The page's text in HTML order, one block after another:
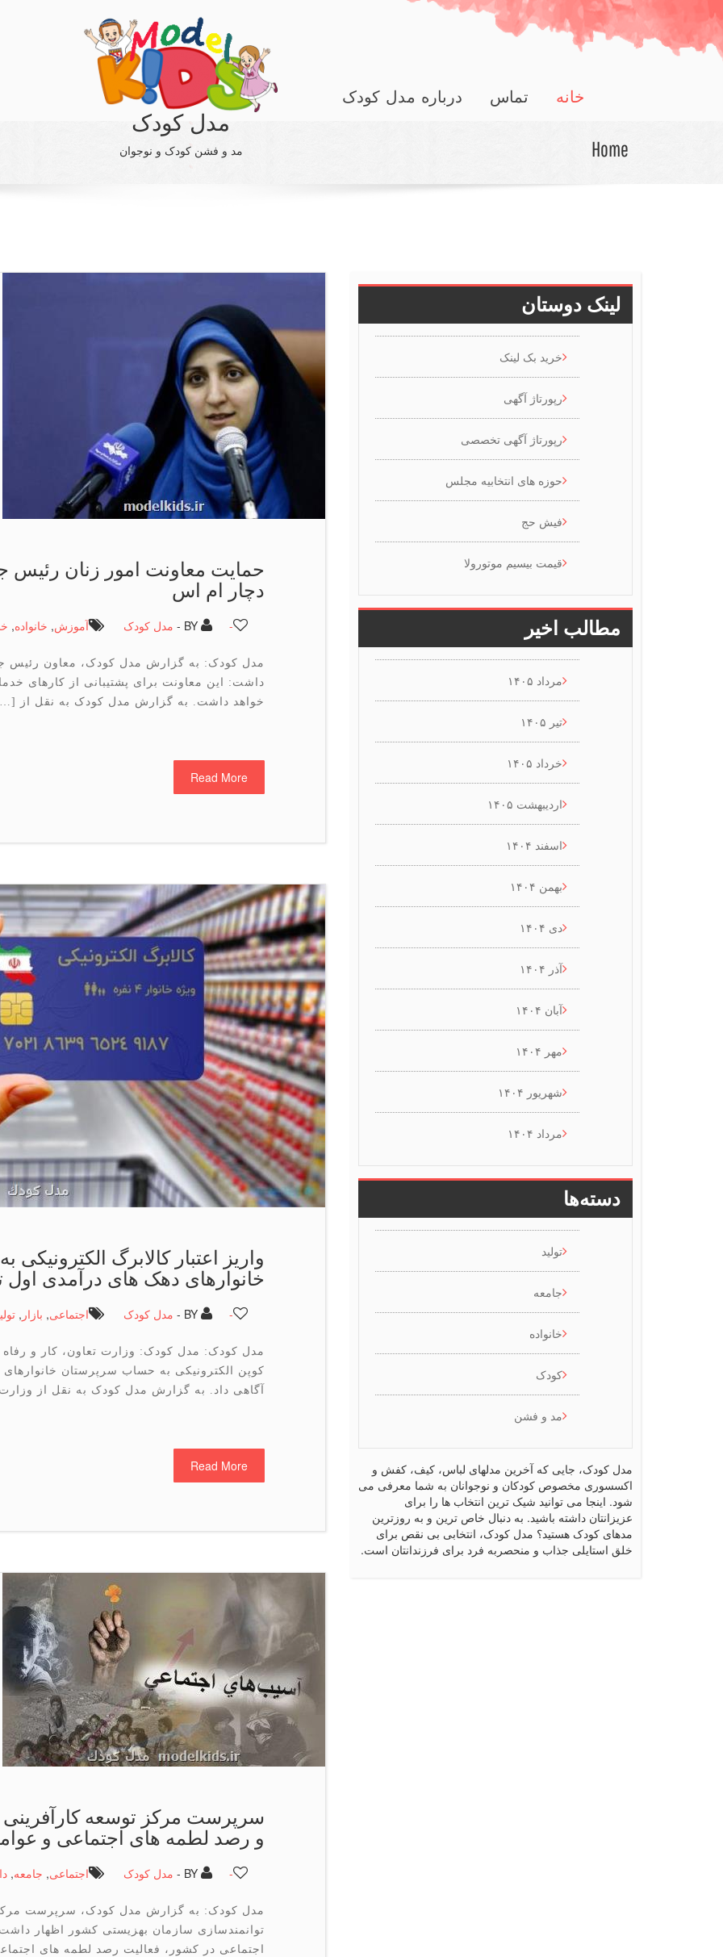
مدل کودک
مد و فشن کودک و نوجوان
خانه تماس درباره مدل کودک
Home
حمایت معاونت امور زنان رئیس
دچار ام اس
BY - مدل کودک آموزش, خانواده, -
مدل کودک: به گزارش مدل کودک، معاون رئیس
داشت: این معاونت برای پشتیبانی از کارهای
خواهد داشت. به گزارش مدل کودک به نقل از
Read More
واریز اعتبار کالابرگ
خانوارهای دهک های درآمدی اول
BY - مدل کودک اجتماعی, بازار , -
مدل کودک: مدل کودک: وزارت تعاون، کار و رفاه
کوپن الکترونیکی به حساب سرپرستان
آگاهی داد. به گزارش مدل کودک به نقل از
Read More
سرپرست مركز توسعه كارآفرینی
و رصد لطمه های اجتماعی و
BY - مدل کودک اجتماعی, جامعه, -
مدل کودک: به گزارش مدل کودک، سرپرست مرکز
توانمندسازی سازمان بهزیستی کشور اظهار
اجتماعی در کشور، فعالیت رصد لطمه های
لینک دوستان
خرید بک لینک
رپورتاژ آگهی
رپورتاژ آگهی تخصصی
حوزه های انتخابیه مجلس
فیش حج
قیمت بیسیم موتورولا
مطالب اخیر
مرداد ۱۴۰۵
تیر ۱۴۰۵
خرداد ۱۴۰۵
اردیبهشت ۱۴۰۵
اسفند ۱۴۰۴
بهمن ۱۴۰۴
دی ۱۴۰۴
آذر ۱۴۰۴
آبان ۱۴۰۴
مهر ۱۴۰۴
شهریور ۱۴۰۴
مرداد ۱۴۰۴
دسته‌ها
تولید
جامعه
خانواده
کودک
مد و فشن
مدل کودک، جایی که آخرین مدلهای لباس، کیف، کفش و
اکسسوری مخصوص کودکان و نوجوانان به شما معرفی می
شود. اینجا می توانید شیک ترین انتخاب ها را برای
عزیزانتان داشته باشید. به دنبال خاص ترین و به روزترین
مدهای کودک هستید؟ مدل کودک، انتخابی بی نقص برای
خلق استایلی جذاب و منحصربه فرد برای فرزندانتان است.